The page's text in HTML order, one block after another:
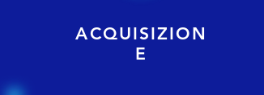
ACQUISIZION
E